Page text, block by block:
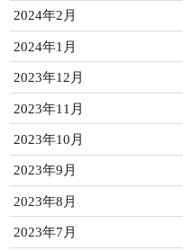
2024年2月
2024年1月
2023年12月
2023年11月
2023年10月
2023年9月
2023年8月
2023年7月